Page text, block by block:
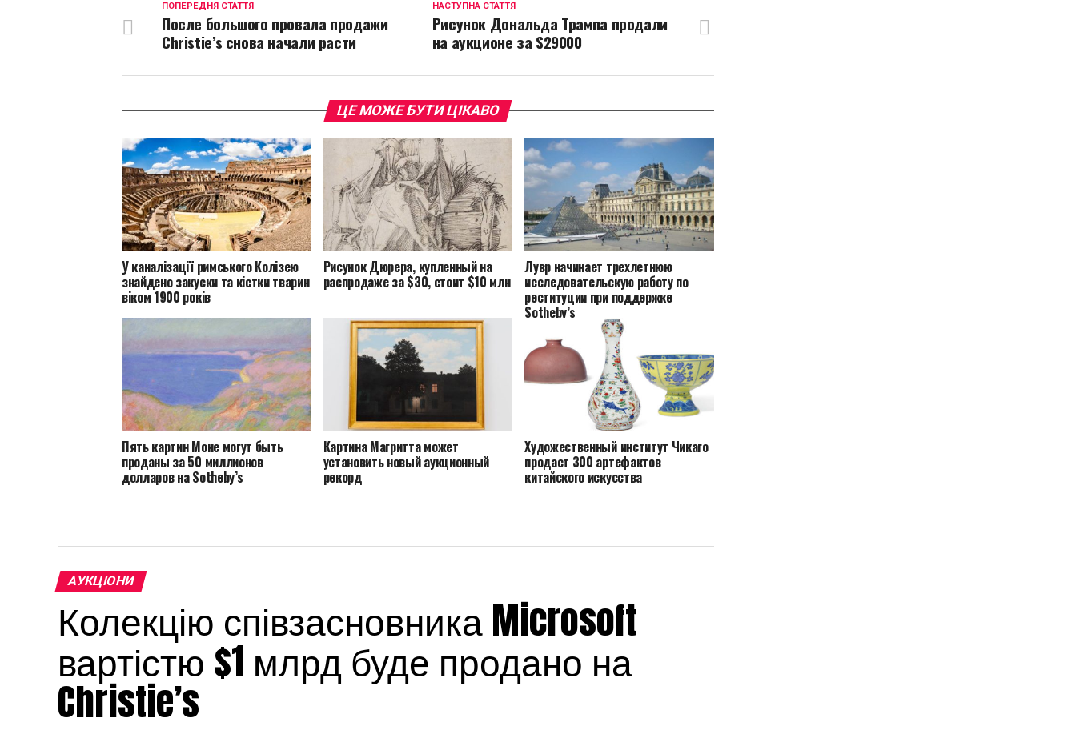
НАСТУПНА СТАТТЯ
Рисунок Дональда Трампа продали
на аукционе за $29000
ПОПЕРЕДНЯ СТАТТЯ
После большого провала продажи
Christie’s снова начали расти
ЦЕ МОЖЕ БУТИ ЦІКАВО
У каналізації римського Колізею
знайдено закуски та кістки тварин
віком 1900 років
Рисунок Дюрера, купленный на
распродаже за $30, стоит $10 млн
Лувр начинает трехлетнюю
исследовательскую работу по
реституции при поддержке
Sotheby’s
Пять картин Моне могут быть
проданы за 50 миллионов
долларов на Sotheby’s
Картина Магритта может
установить новый аукционный
рекорд
Художественный институт Чикаго
продаст 300 артефактов
китайского искусства
АУКЦІОНИ
Колекцію співзасновника Microsoft
вартістю $1 млрд буде продано на
Christie’s